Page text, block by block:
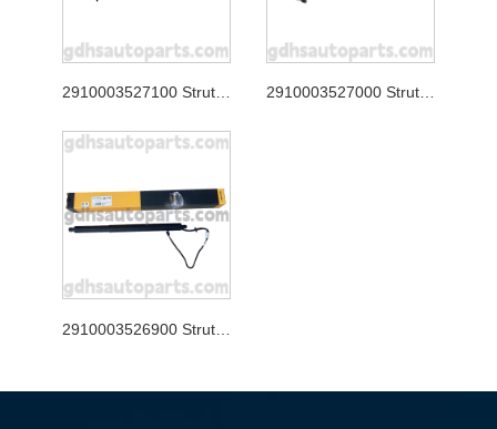
2910003527100 Strut de hayon continental pour Jaguar XJ, Jaguar F-Pace OE no. T4A49350 2910003527000 Strut de hayon continental pour la gamme Rover Velar OE no. LR178875
2910003526900 Strut de hayon continental pour le nouveau Range Rover Evoque OE no. LR172984